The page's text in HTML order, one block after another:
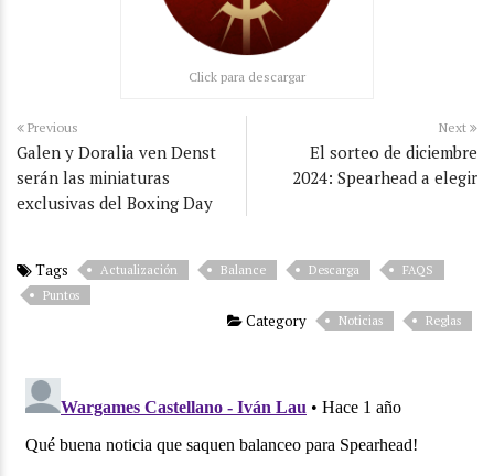
Click para descargar
Previous
Galen y Doralia ven Denst
serán las miniaturas
exclusivas del Boxing Day
Next
El sorteo de diciembre
2024: Spearhead a elegir
Tags Actualización Balance Descarga
FAQS
Puntos
Category Noticias Reglas